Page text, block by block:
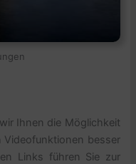
Ihnen die Möglichkeit
Videofunktionen besser
Links führen Sie zur